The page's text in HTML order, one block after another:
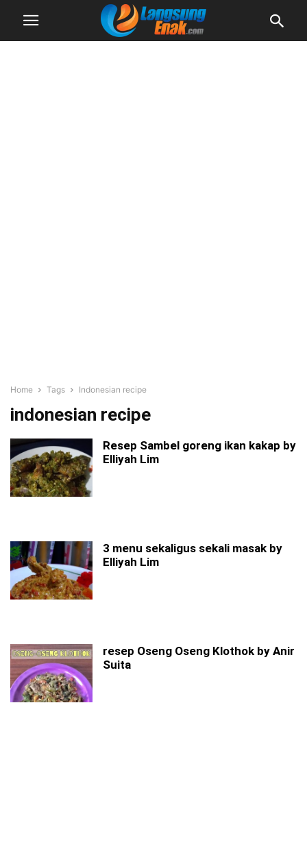
Home Tags Indonesian recipe
indonesian recipe
Resep Sambel goreng ikan kakap by
Elliyah Lim
3 menu sekaligus sekali masak by
Elliyah Lim
resep Oseng Oseng Klothok by Anir
Suita